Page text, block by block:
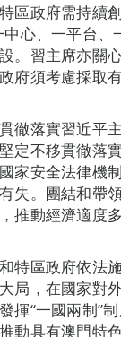
區政府需持續
心、一平台
。習主席亦關
府須考慮採取
徹落實習近平
定不移貫徹落
家安全法律機
失。團結和帶
推動經濟適度
特區政府依法
局，在國家對
揮“一國兩制”
動具有澳門特